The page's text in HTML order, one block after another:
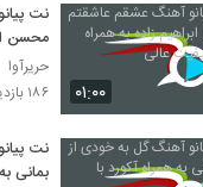
۰۱:۰۰
نت
محسن
کیفیت
حریرآوا
۱۸۶ بازدید
نت
بمانی